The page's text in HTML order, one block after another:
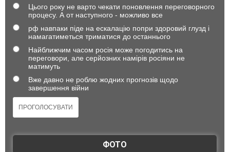
Цього року не варто чекати поновлення переговорного
процесу. А от наступного - можливо все
рф навпаки піде на ескалацію попри здоровий глузд і
намагатиметься триматися до останнього
Найближчим часом росія може погодитись на
переговори, але серйозних намірів росіяни не
матимуть
Вже давно не роблю жодних прогнозів щодо
завершення війни
ФОТО